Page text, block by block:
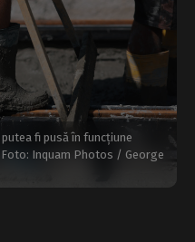
fi pusă în funcțiune
Inquam Photos / George